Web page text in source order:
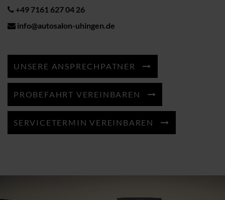
+49 7161 627 04 26
info@autosalon-uhingen.de
UNSERE ANSPRECHPATNER
PROBEFAHRT VEREINBAREN
SERVICETERMIN VEREINBAREN